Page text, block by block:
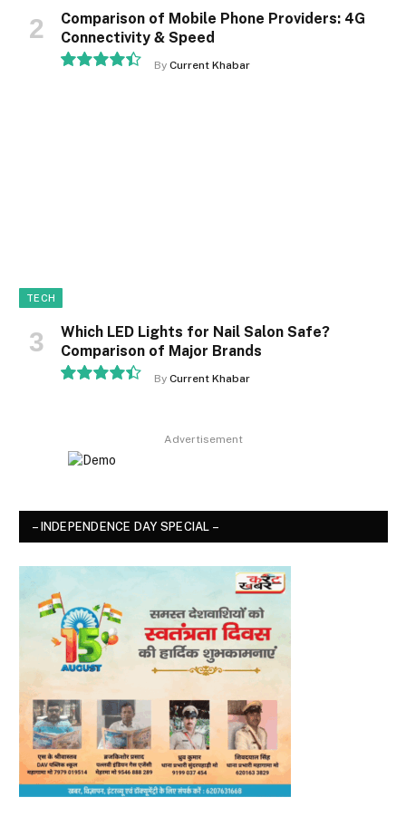
Comparison of Mobile Phone Providers: 4G
Connectivity & Speed
By Current Khabar
TECH
Which LED Lights for Nail Salon Safe?
Comparison of Major Brands
By Current Khabar
Advertisement
– INDEPENDENCE DAY SPECIAL –